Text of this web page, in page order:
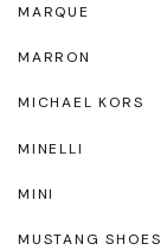
MARQUE
MARRON
MICHAEL KORS
MINELLI
MINI
MUSTANG SHOES